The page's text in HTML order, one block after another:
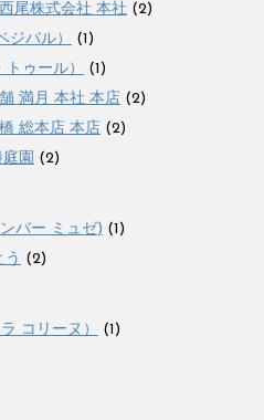
尾株式会社 本社 (2)
ジバル）
(1)
ゥール）
(1)
満月 本社 本店 (2)
総本店 本店 (2)
園 (2)
バー ミュゼ) (1)
う (2)
コリーヌ）
(1)